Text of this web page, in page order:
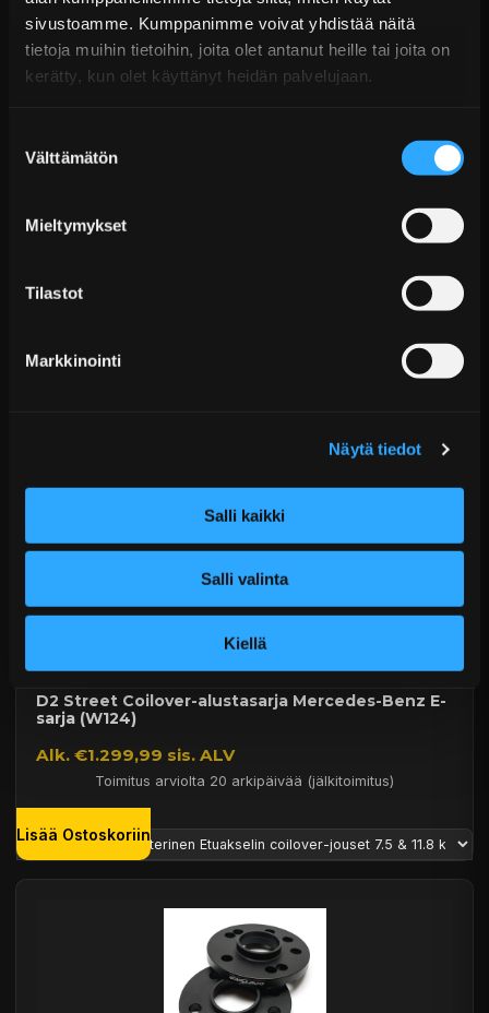
sivustoamme. Kumppanimme voivat yhdistää näitä
tietoja muihin tietoihin, joita olet antanut heille tai joita on
kerätty, kun olet käyttänyt heidän palvelujaan.
valinta
Välttämätön
Mieltymykset
Tilastot
Markkinointi
Näytä tiedot
Salli kaikki
Salli valinta
Kiellä
14 päivän palautusoikeus
KATSO LISÄÄ
D2 Circuit Coiloverit BMW 3-sarja E36 (1990–1998)
Alk. €1.751,99 sis. ALV
D2 Street Coilover-alustasarja Mercedes-Benz E-
sarja (W124)
Alk. €1.299,99 sis. ALV
Toimitus arviolta 20 arkipäivää (jälkitoimitus)
Lisää Ostoskoriin